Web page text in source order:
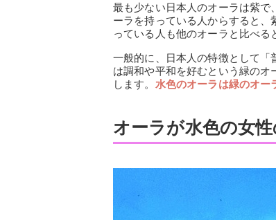
最も少ない日本人のオーラは紫
ーラを持っている人からすると
っている人も他のオーラと比べる
一般的に、日本人の特徴として「
は調和や平和を好むという緑の
します。 水色のオーラは緑のオー
オーラが水色の女